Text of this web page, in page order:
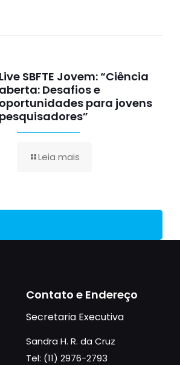
Live SBFTE Jovem: “Ciência
aberta: Desafios e
oportunidades para jovens
pesquisadores”
Leia mais
Contato e Endereço
Secretaria Executiva
Sandra H. R. da Cruz
Tel: (11) 2976-2793